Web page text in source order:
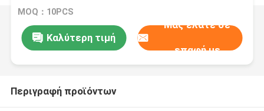
συντονισμού πληκτρολόγιο με IR
MOQ：10PCS
Καλύτερη τιμή
Μας ελάτε σε
επαφή με
Περιγραφή προϊόντων